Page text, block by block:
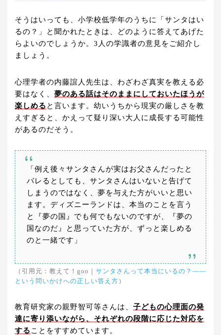
そうはいっても、小学校低学年のうちに「サンタはい
るの？」と聞かれたときは、どのように答えてあげた
らよいのでしょうか。3人の学識者の意見をご紹介し
ましょう。
心理学者の内藤誼人先生は、わざわざ真実を教える必
要はなく、 夢のある話はそのままにしておいたほうが
楽しめる と言います。幼いうちから現実の厳しさを教
えすぎると、かえって疑り深い大人に成長する可能性
があるのだそう。
「例え後々サンタさんが実はお父さんだったと
バレるとしても、サンタさんはいないと告げて
しまうのではなく、夢を与えた方がいいと思い
ます。ディズニーランドは、本当のことを言う
と『夢の国』でも何でもないのですが、『夢の
国なのだ』と思っていた方が、ずっと楽しめる
のと一緒です」
（引用元：教えて！goo｜ サンタさんって本当にいるの？――
という問いかけへの正しい答え方 ）
教育研究家の親野智可等さんは、 子どもの心理面の発
達に寄り添いながら、それぞれの段階に応じた対応を
する ことをすすめています。